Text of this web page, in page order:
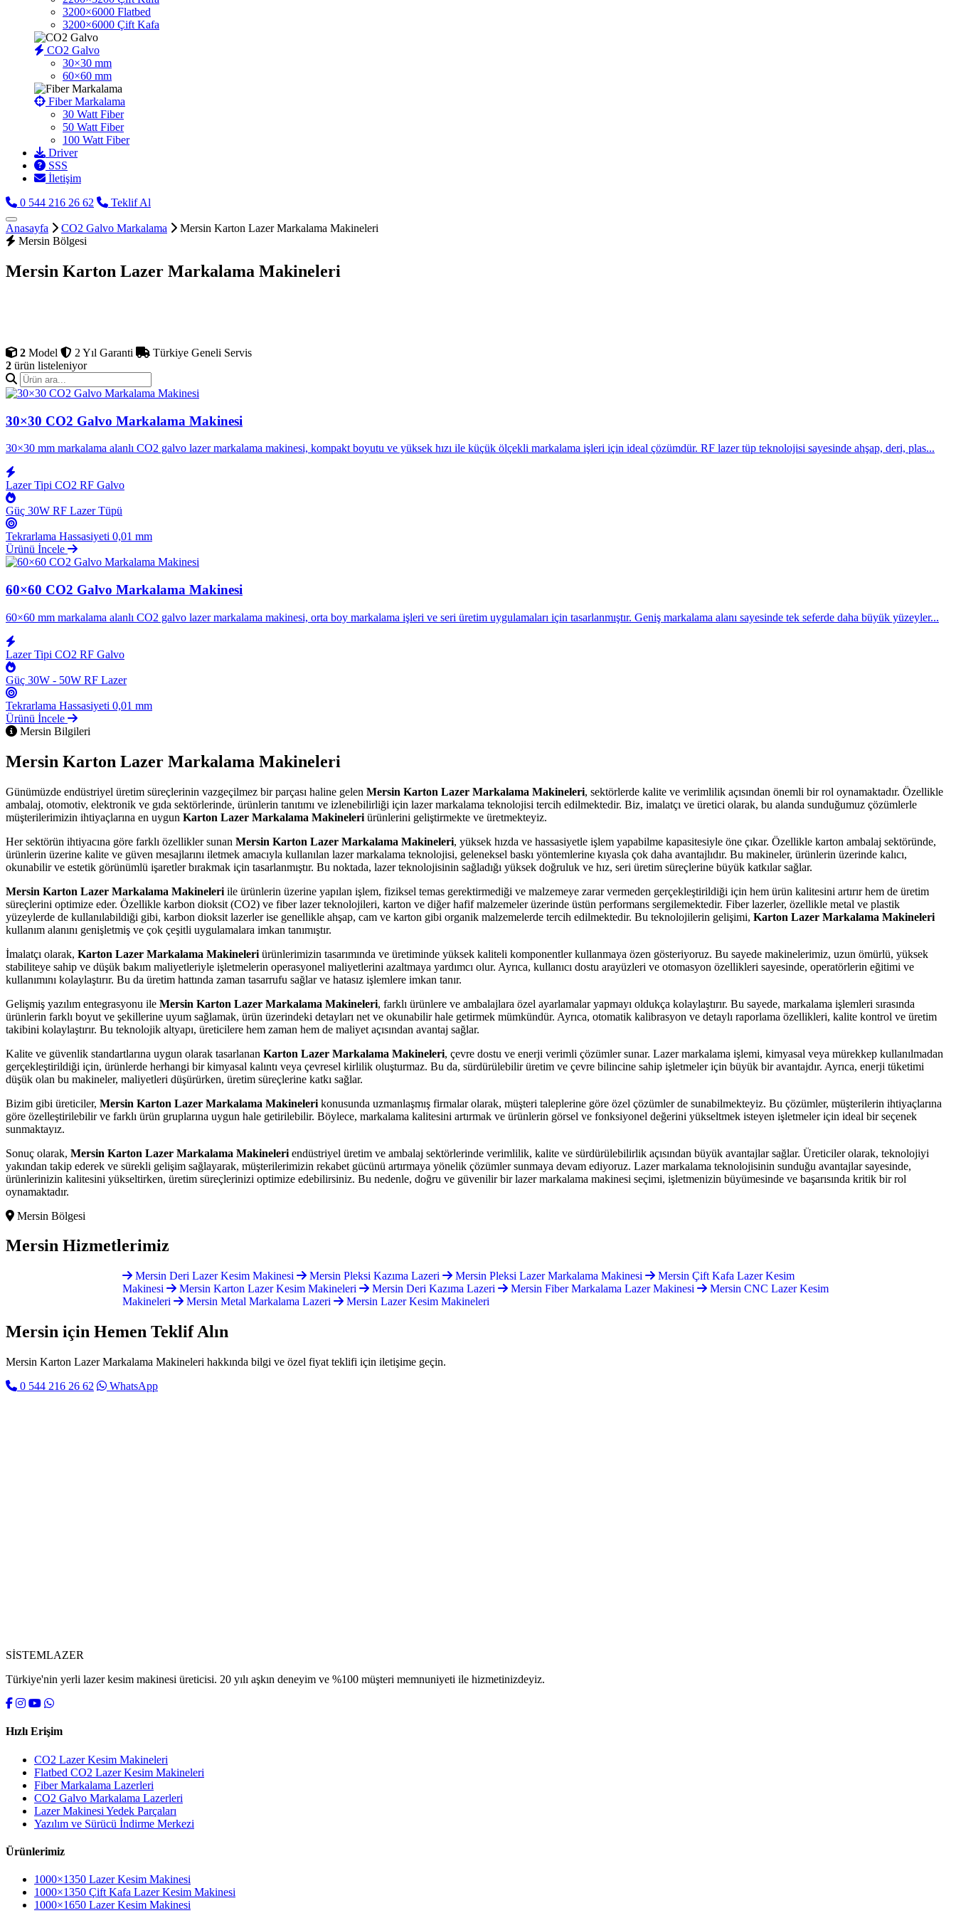
3200×6000 Flatbed
3200×6000 Çift Kafa
CO2 Galvo
30×30 mm
60×60 mm
Fiber Markalama
30 Watt Fiber
50 Watt Fiber
100 Watt Fiber
Driver
SSS
İletişim
0 544 216 26 62
Teklif Al
Anasayfa CO2 Galvo Markalama
Mersin Karton Lazer Markalama Makineleri
Mersin Bölgesi
Mersin Karton Lazer Markalama Makineleri
2 Model 2 Yıl Garanti
Türkiye Geneli Servis
2 ürün listeleniyor
30×30 CO2 Galvo Markalama Makinesi
30×30 mm markalama alanlı CO2 galvo lazer markalama makinesi, kompakt boyutu ve yüksek hızı ile küçük ölçekli markalama işleri için ideal çözümdür. RF lazer tüp teknolojisi sayesinde ahşap, deri, plas...
Lazer Tipi CO2 RF Galvo
Güç 30W RF Lazer Tüpü
Tekrarlama Hassasiyeti 0,01 mm
Ürünü İncele
60×60 CO2 Galvo Markalama Makinesi
60×60 mm markalama alanlı CO2 galvo lazer markalama makinesi, orta boy markalama işleri ve seri üretim uygulamaları için tasarlanmıştır. Geniş markalama alanı sayesinde tek seferde daha büyük yüzeyler...
Lazer Tipi CO2 RF Galvo
Güç 30W - 50W RF Lazer
Tekrarlama Hassasiyeti 0,01 mm
Ürünü İncele
Mersin Bilgileri
Mersin Karton Lazer Markalama Makineleri
Günümüzde endüstriyel üretim süreçlerinin vazgeçilmez bir parçası haline gelen Mersin Karton Lazer Markalama Makineleri, sektörlerde kalite ve verimlilik açısından önemli bir rol oynamaktadır. Özellikle
ambalaj, otomotiv, elektronik ve gıda sektörlerinde, ürünlerin tanıtımı ve izlenebilirliği için lazer markalama teknolojisi tercih edilmektedir. Biz, imalatçı ve üretici olarak, bu alanda sunduğumuz çözümlerle
müşterilerimizin ihtiyaçlarına en uygun Karton Lazer Markalama Makineleri ürünlerini geliştirmekte ve üretmekteyiz.
Her sektörün ihtiyacına göre farklı özellikler sunan Mersin Karton Lazer Markalama Makineleri, yüksek hızda ve hassasiyetle işlem yapabilme kapasitesiyle öne çıkar. Özellikle karton ambalaj sektöründe,
ürünlerin üzerine kalite ve güven mesajlarını iletmek amacıyla kullanılan lazer markalama teknolojisi, geleneksel baskı yöntemlerine kıyasla çok daha avantajlıdır. Bu makineler, ürünlerin üzerinde kalıcı,
okunabilir ve estetik görünümlü işaretler bırakmak için tasarlanmıştır. Bu noktada, lazer teknolojisinin sağladığı yüksek doğruluk ve hız, seri üretim süreçlerine büyük katkılar sağlar.
Mersin Karton Lazer Markalama Makineleri ile ürünlerin üzerine yapılan işlem, fiziksel temas gerektirmediği ve malzemeye zarar vermeden gerçekleştirildiği için hem ürün kalitesini artırır hem de üretim
süreçlerini optimize eder. Özellikle karbon dioksit (CO2) ve fiber lazer teknolojileri, karton ve diğer hafif malzemeler üzerinde üstün performans sergilemektedir. Fiber lazerler, özellikle metal ve plastik
yüzeylerde de kullanılabildiği gibi, karbon dioksit lazerler ise genellikle ahşap, cam ve karton gibi organik malzemelerde tercih edilmektedir. Bu teknolojilerin gelişimi, Karton Lazer Markalama Makineleri
kullanım alanını genişletmiş ve çok çeşitli uygulamalara imkan tanımıştır.
İmalatçı olarak, Karton Lazer Markalama Makineleri ürünlerimizin tasarımında ve üretiminde yüksek kaliteli komponentler kullanmaya özen gösteriyoruz. Bu sayede makinelerimiz, uzun ömürlü, yüksek
stabiliteye sahip ve düşük bakım maliyetleriyle işletmelerin operasyonel maliyetlerini azaltmaya yardımcı olur. Ayrıca, kullanıcı dostu arayüzleri ve otomasyon özellikleri sayesinde, operatörlerin eğitimi ve
kullanımını kolaylaştırır. Bu da üretim hattında zaman tasarrufu sağlar ve hatasız işlemlere imkan tanır.
Gelişmiş yazılım entegrasyonu ile Mersin Karton Lazer Markalama Makineleri, farklı ürünlere ve ambalajlara özel ayarlamalar yapmayı oldukça kolaylaştırır. Bu sayede, markalama işlemleri sırasında
ürünlerin farklı boyut ve şekillerine uyum sağlamak, ürün üzerindeki detayları net ve okunabilir hale getirmek mümkündür. Ayrıca, otomatik kalibrasyon ve detaylı raporlama özellikleri, kalite kontrol ve üretim
takibini kolaylaştırır. Bu teknolojik altyapı, üreticilere hem zaman hem de maliyet açısından avantaj sağlar.
Kalite ve güvenlik standartlarına uygun olarak tasarlanan Karton Lazer Markalama Makineleri, çevre dostu ve enerji verimli çözümler sunar. Lazer markalama işlemi, kimyasal veya mürekkep kullanılmadan
gerçekleştirildiği için, ürünlerde herhangi bir kimyasal kalıntı veya çevresel kirlilik oluşturmaz. Bu da, sürdürülebilir üretim ve çevre bilincine sahip işletmeler için büyük bir avantajdır. Ayrıca, enerji tüketimi
düşük olan bu makineler, maliyetleri düşürürken, üretim süreçlerine katkı sağlar.
Bizim gibi üreticiler, Mersin Karton Lazer Markalama Makineleri konusunda uzmanlaşmış firmalar olarak, müşteri taleplerine göre özel çözümler de sunabilmekteyiz. Bu çözümler, müşterilerin ihtiyaçlarına
göre özelleştirilebilir ve farklı ürün gruplarına uygun hale getirilebilir. Böylece, markalama kalitesini artırmak ve ürünlerin görsel ve fonksiyonel değerini yükseltmek isteyen işletmeler için ideal bir seçenek
sunmaktayız.
Sonuç olarak, Mersin Karton Lazer Markalama Makineleri endüstriyel üretim ve ambalaj sektörlerinde verimlilik, kalite ve sürdürülebilirlik açısından büyük avantajlar sağlar. Üreticiler olarak, teknolojiyi
yakından takip ederek ve sürekli gelişim sağlayarak, müşterilerimizin rekabet gücünü artırmaya yönelik çözümler sunmaya devam ediyoruz. Lazer markalama teknolojisinin sunduğu avantajlar sayesinde,
ürünlerinizin kalitesini yükseltirken, üretim süreçlerinizi optimize edebilirsiniz. Bu nedenle, doğru ve güvenilir bir lazer markalama makinesi seçimi, işletmenizin büyümesinde ve başarısında kritik bir rol
oynamaktadır.
Mersin Bölgesi
Mersin Hizmetlerimiz
Mersin Deri Lazer Kesim Makinesi Mersin Pleksi Kazıma Lazeri Mersin Pleksi Lazer Markalama Makinesi
Mersin Çift Kafa Lazer Kesim
Makinesi
Mersin Karton Lazer Kesim Makineleri Mersin Deri Kazıma Lazeri Mersin Fiber Markalama Lazer Makinesi
Mersin CNC Lazer Kesim
Makineleri
Mersin Metal Markalama Lazeri Mersin Lazer Kesim Makineleri
Mersin için Hemen Teklif Alın
Mersin Karton Lazer Markalama Makineleri hakkında bilgi ve özel fiyat teklifi için iletişime geçin.
0 544 216 26 62
WhatsApp
SİSTEMLAZER
Türkiye'nin yerli lazer kesim makinesi üreticisi. 20 yılı aşkın deneyim ve %100 müşteri memnuniyeti ile hizmetinizdeyiz.
Hızlı Erişim
CO2 Lazer Kesim Makineleri
Flatbed CO2 Lazer Kesim Makineleri
Fiber Markalama Lazerleri
CO2 Galvo Markalama Lazerleri
Lazer Makinesi Yedek Parçaları
Yazılım ve Sürücü İndirme Merkezi
Ürünlerimiz
1000×1350 Lazer Kesim Makinesi
1000×1350 Çift Kafa Lazer Kesim Makinesi
1000×1650 Lazer Kesim Makinesi